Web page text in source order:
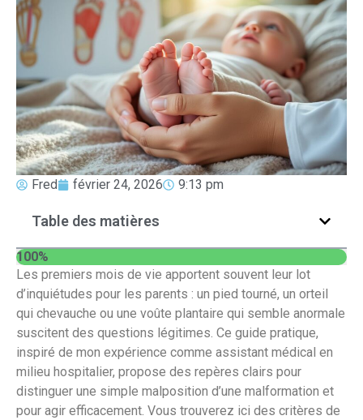
Fred février 24, 2026 9:13 pm
Table des matières
100%
Les premiers mois de vie apportent souvent leur lot
d’inquiétudes pour les parents : un pied tourné, un orteil
qui chevauche ou une voûte plantaire qui semble anormale
suscitent des questions légitimes. Ce guide pratique,
inspiré de mon expérience comme assistant médical en
milieu hospitalier, propose des repères clairs pour
distinguer une simple malposition d’une malformation et
pour agir efficacement. Vous trouverez ici des critères de